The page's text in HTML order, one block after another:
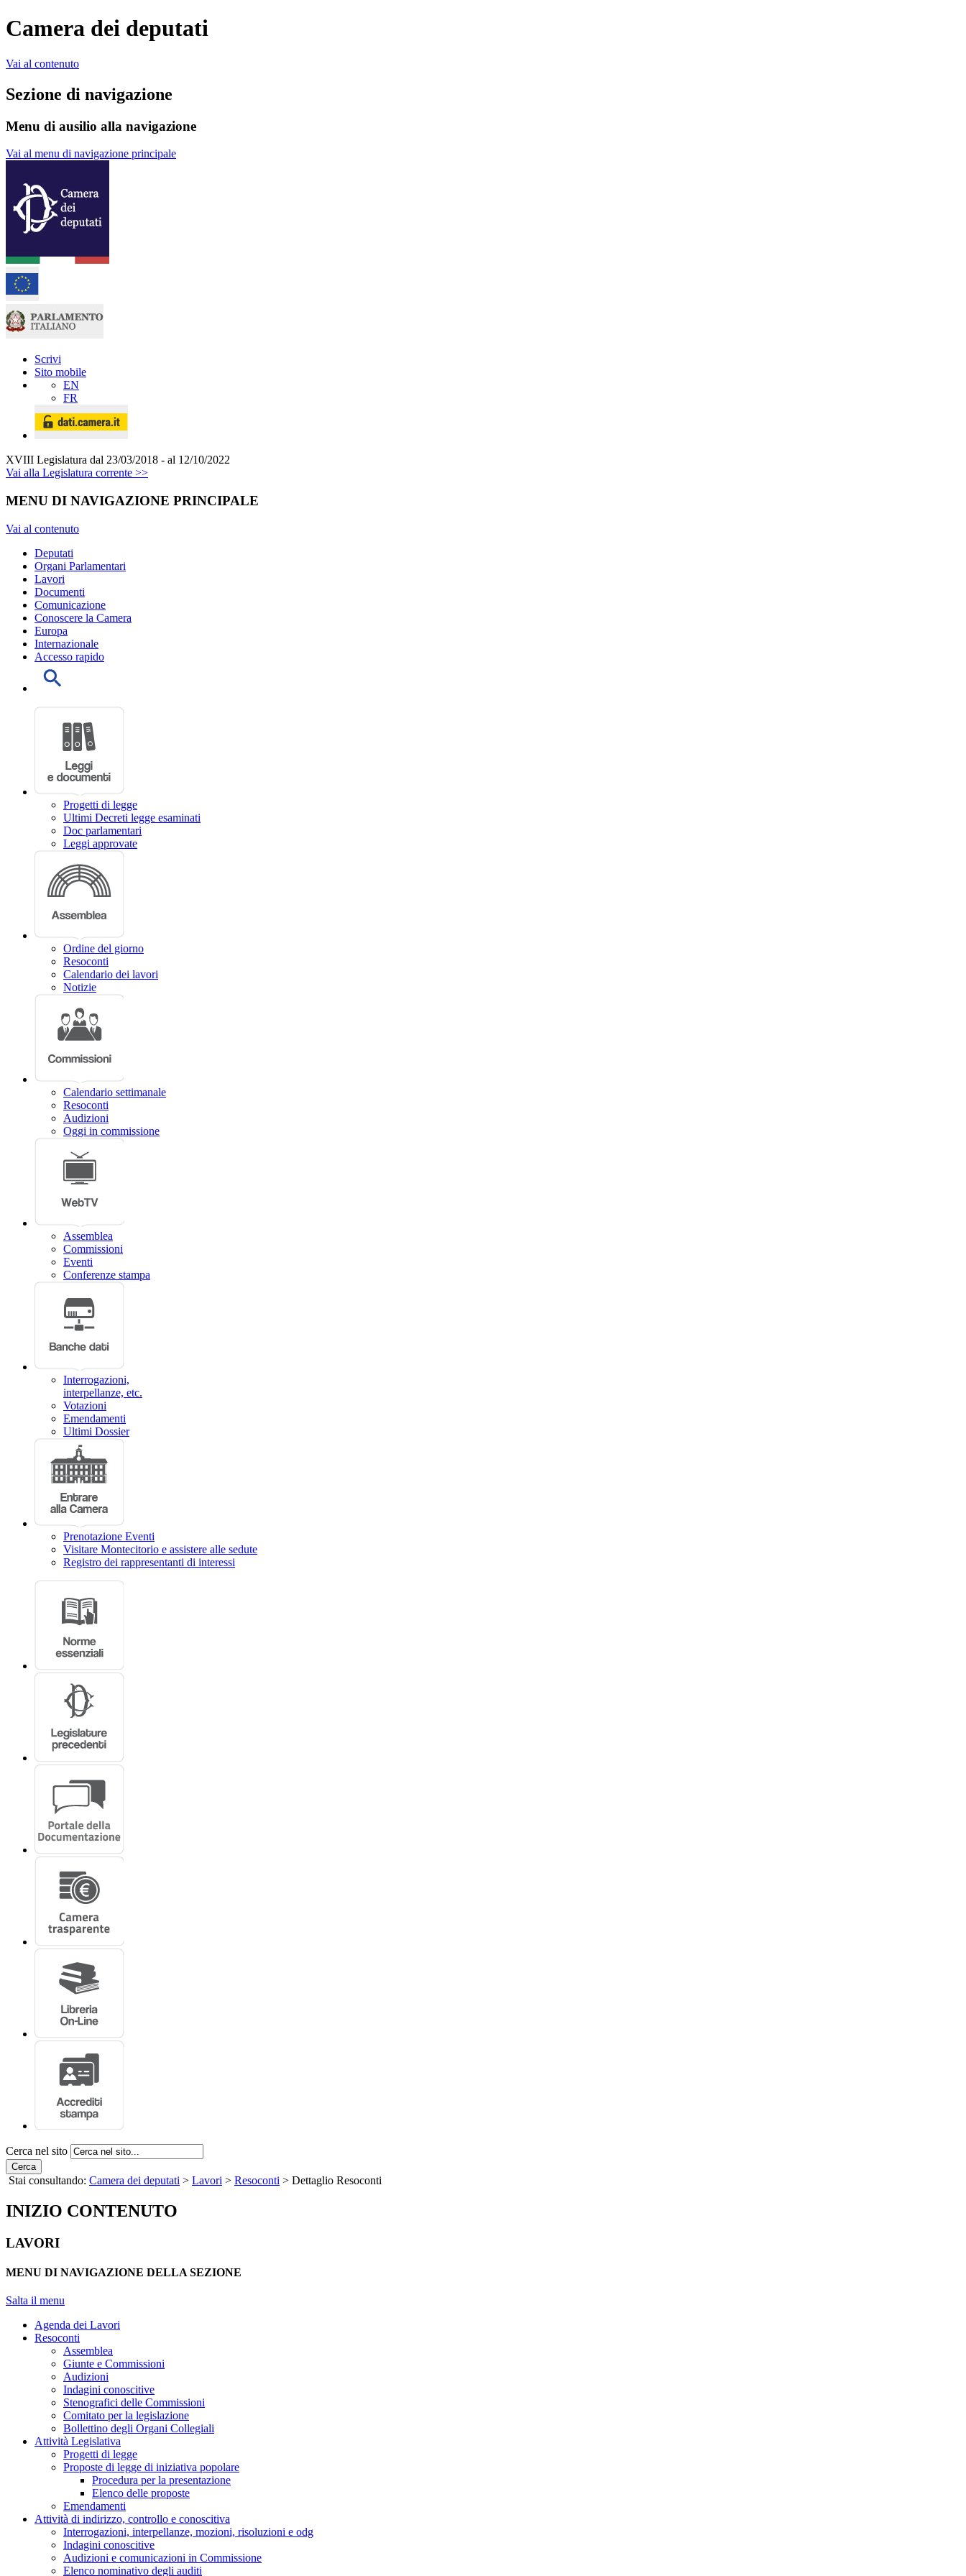
Camera dei deputati
Vai al contenuto
Sezione di navigazione
Menu di ausilio alla navigazione
Vai al menu di navigazione principale
Scrivi
Sito mobile
EN
FR
XVIII Legislatura dal 23/03/2018 - al 12/10/2022
Vai alla Legislatura corrente >>
MENU DI NAVIGAZIONE PRINCIPALE
Vai al contenuto
Deputati
Organi Parlamentari
Lavori
Documenti
Comunicazione
Conoscere la Camera
Europa
Internazionale
Accesso rapido
Progetti di legge
Ultimi Decreti legge esaminati
Doc parlamentari
Leggi approvate
Ordine del giorno
Resoconti
Calendario dei lavori
Notizie
Calendario settimanale
Resoconti
Audizioni
Oggi in commissione
Assemblea
Commissioni
Eventi
Conferenze stampa
Interrogazioni,
interpellanze, etc.
Votazioni
Emendamenti
Ultimi Dossier
Prenotazione Eventi
Visitare Montecitorio e assistere alle sedute
Registro dei rappresentanti di interessi
Cerca nel sito
Cerca
Stai consultando: Camera dei deputati > Lavori > Resoconti > Dettaglio Resoconti
INIZIO CONTENUTO
LAVORI
MENU DI NAVIGAZIONE DELLA SEZIONE
Salta il menu
Agenda dei Lavori
Resoconti
Assemblea
Giunte e Commissioni
Audizioni
Indagini conoscitive
Stenografici delle Commissioni
Comitato per la legislazione
Bollettino degli Organi Collegiali
Attività Legislativa
Progetti di legge
Proposte di legge di iniziativa popolare
Procedura per la presentazione
Elenco delle proposte
Emendamenti
Attività di indirizzo, controllo e conoscitiva
Interrogazioni, interpellanze, mozioni, risoluzioni e odg
Indagini conoscitive
Audizioni e comunicazioni in Commissione
Elenco nominativo degli auditi